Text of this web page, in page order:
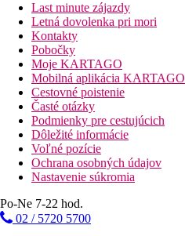
Last minute zájazdy
Letná dovolenka pri mori
Kontakty
Pobočky
Moje KARTAGO
Mobilná aplikácia KARTAGO
Cestovné poistenie
Časté otázky
Podmienky pre cestujúcich
Dôležité informácie
Voľné pozície
Ochrana osobných údajov
Nastavenie súkromia
Po-Ne 7-22 hod.
02 / 5720 5700